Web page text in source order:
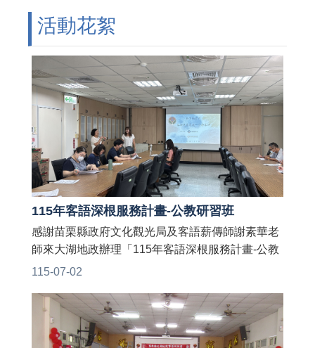
活動花絮
115年客語深根服務計畫-公教研習班
115-07-02
感謝苗栗縣政府文化觀光局及客語薪傳師謝素華老
師來大湖地政辦理「115年客語深根服務計畫-公教
研習班」👏👏 老師授課生動活潑，帶來許多有趣的
輕鬆愉快的氛圍中學習到許多實用的客語🤩 期待將
所學運用於日常生活及職場，共創友善客語環境❣️